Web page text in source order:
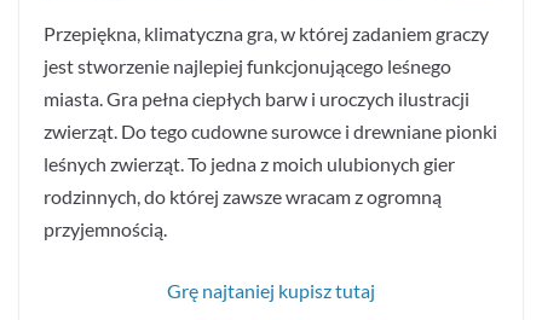
Przepiękna, klimatyczna gra, w której zadaniem graczy
jest stworzenie najlepiej funkcjonującego leśnego
miasta. Gra pełna ciepłych barw i uroczych ilustracji
zwierząt. Do tego cudowne surowce i drewniane pionki
leśnych zwierząt. To jedna z moich ulubionych gier
rodzinnych, do której zawsze wracam z ogromną
przyjemnością.
Grę najtaniej kupisz tutaj